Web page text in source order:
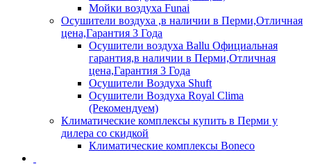
Мойки воздуха Funai
Осушители воздуха ,в наличии в Перми,Отличная
цена,Гарантия 3 Года
Осушители воздуха Ballu Официальная
гарантия,в наличии в Перми,Отличная
цена,Гарантия 3 Года
Осушители Воздуха Shuft
Осушители Воздуха Royal Clima
(Рекомендуем)
Климатические комплексы купить в Перми у
дилера со скидкой
Климатические комплексы Boneсo